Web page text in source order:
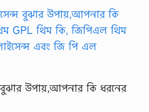
উপায়,আপনার কি ধরনের